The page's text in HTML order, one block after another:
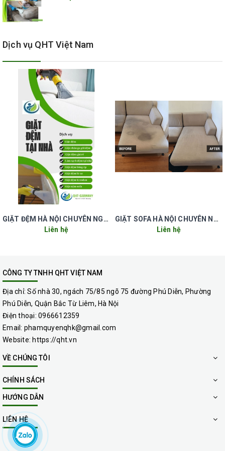
Dịch vụ QHT Việt Nam
GIẶT ĐỆM HÀ NỘI CHUYÊN NGHIỆP UY TÍN GIÁ RẺ
Liên hệ
GIẶT SOFA HÀ NỘI CHUYÊN NGHIỆP UY TÍN GIÁ RẺ
Liên hệ
CÔNG TY TNHH QHT VIỆT NAM
Địa chỉ: Số nhà 30, ngách 75/85 ngõ 75 đường Phú Diễn, Phường
Phú Diễn, Quận Bắc Từ Liêm, Hà Nội
Điện thoại: 0966612359
Email: phamquyenqhk@gmail.com
Website: https://qht.vn
VỀ CHÚNG TÔI
CHÍNH SÁCH
HƯỚNG DẪN
LIÊN HỆ